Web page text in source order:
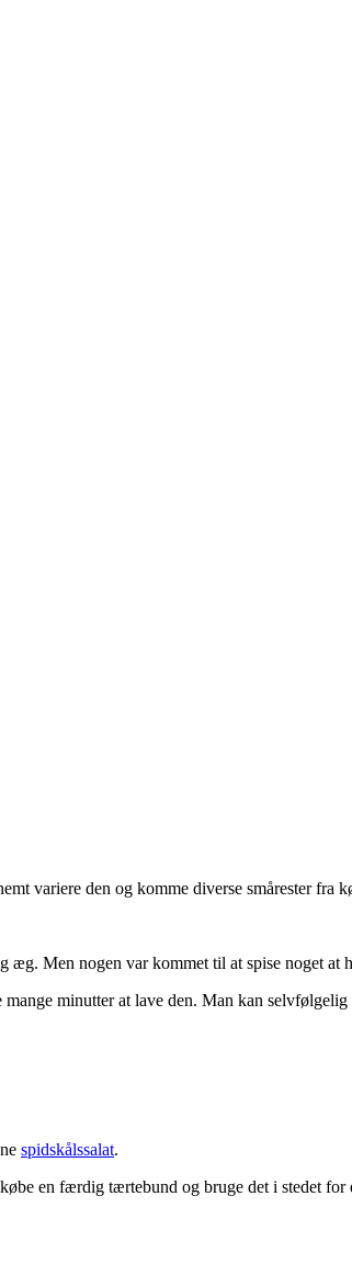
variere den og komme diverse smårester fra
Men nogen var kommet til at spise noget at
minutter at lave den. Man kan
spidskålssalat.
en færdig tærtebund og bruge det i stedet for